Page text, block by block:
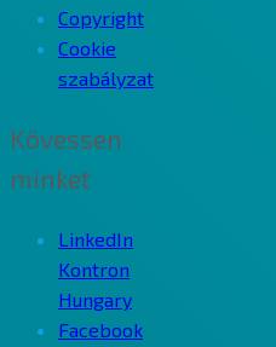
Copyright
Cookie
szabályzat
Kövessen
minket
LinkedIn
Kontron
Hungary
Facebook